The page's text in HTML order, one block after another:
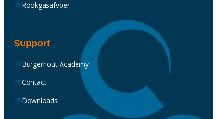
Rookgasafvoer
Support
Burgerhout Academy
Contact
Downloads